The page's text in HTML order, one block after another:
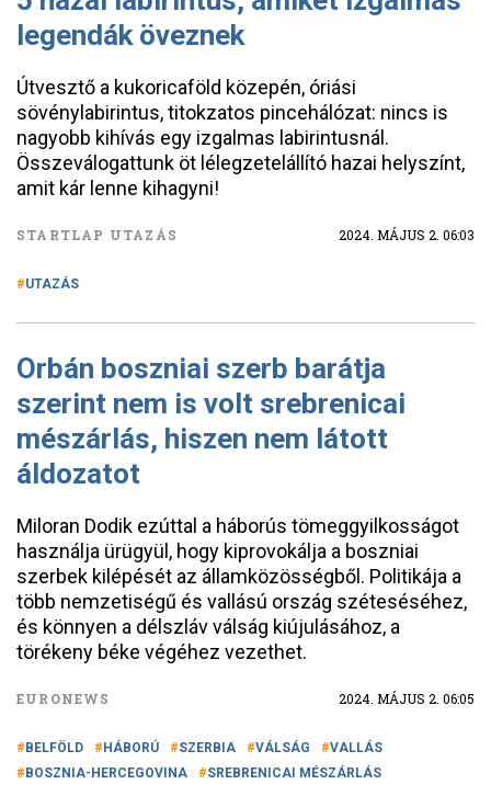
legendák öveznek
Útvesztő a kukoricaföld közepén, óriási
sövénylabirintus, titokzatos pincehálózat: nincs is
nagyobb kihívás egy izgalmas labirintusnál.
Összeválogattunk öt lélegzetelállító hazai helyszínt,
amit kár lenne kihagyni!
STARTLAP UTAZÁS 2024. MÁJUS 2. 06:03
UTAZÁS
Orbán boszniai szerb barátja
szerint nem is volt srebrenicai
mészárlás, hiszen nem látott
áldozatot
Miloran Dodik ezúttal a háborús tömeggyilkosságot
használja ürügyül, hogy kiprovokálja a boszniai
szerbek kilépését az államközösségből. Politikája a
több nemzetiségű és vallású ország széteséséhez,
és könnyen a délszláv válság kiújulásához, a
törékeny béke végéhez vezethet.
EURONEWS 2024. MÁJUS 2. 06:05
BELFÖLD HÁBORÚ SZERBIA VÁLSÁG
VALLÁS
BOSZNIA-HERCEGOVINA
SREBRENICAI MÉSZÁRLÁS